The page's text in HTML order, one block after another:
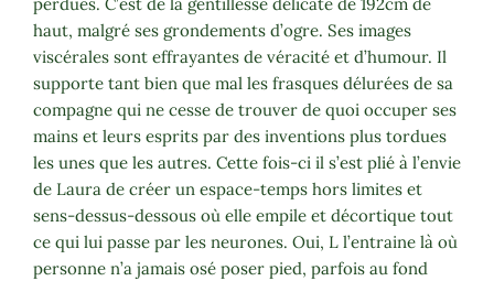
haut, malgré ses grondements d’ogre. Ses images
viscérales sont effrayantes de véracité et d’humour. Il
supporte tant bien que mal les frasques délurées de sa
compagne qui ne cesse de trouver de quoi occuper ses
mains et leurs esprits par des inventions plus tordues
les unes que les autres. Cette fois-ci il s’est plié à l’envie
de Laura de créer un espace-temps hors limites et
sens-dessus-dessous où elle empile et décortique tout
ce qui lui passe par les neurones. Oui, L l’entraine là où
personne n’a jamais osé poser pied, parfois au fond